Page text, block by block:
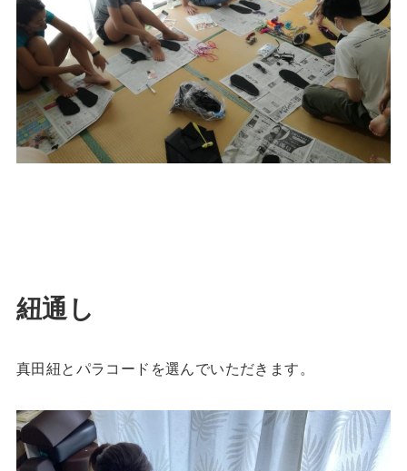
紐通し
真田紐とパラコードを選んでいただきます。